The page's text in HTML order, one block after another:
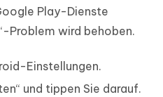
Play-Dienste
Problem wird behoben.
Einstellungen.
und tippen Sie darauf.